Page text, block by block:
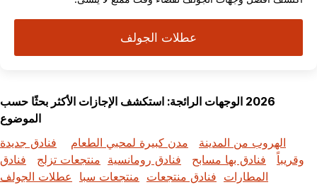
عطلات الجولف
2026 الوجهات الرائجة: استكشف الإجازات الأكثر بحثًا حسب
الموضوع
الهروب من المدينة
مدن كبيرة لمحبي الطعام
فنادق جديدة
وقريباً
فنادق بها مسابح فنادق رومانسية منتجعات تزلج
فنادق
المطارات فنادق منتجعات منتجعات سبا
عطلات الجولف